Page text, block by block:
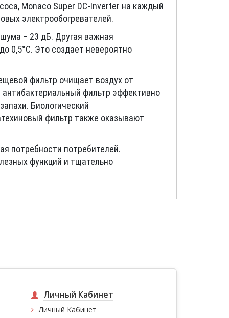
Monaco Super DC-Inverter на каждый
электрообогревателей.
– 23 дБ. Другая важная
0,5°С. Это создает невероятно
фильтр очищает воздух от
фильтр эффективно
Биологический
фильтр также оказывают
потребности потребителей.
функций и тщательно
Личный Кабинет
Личный Кабинет